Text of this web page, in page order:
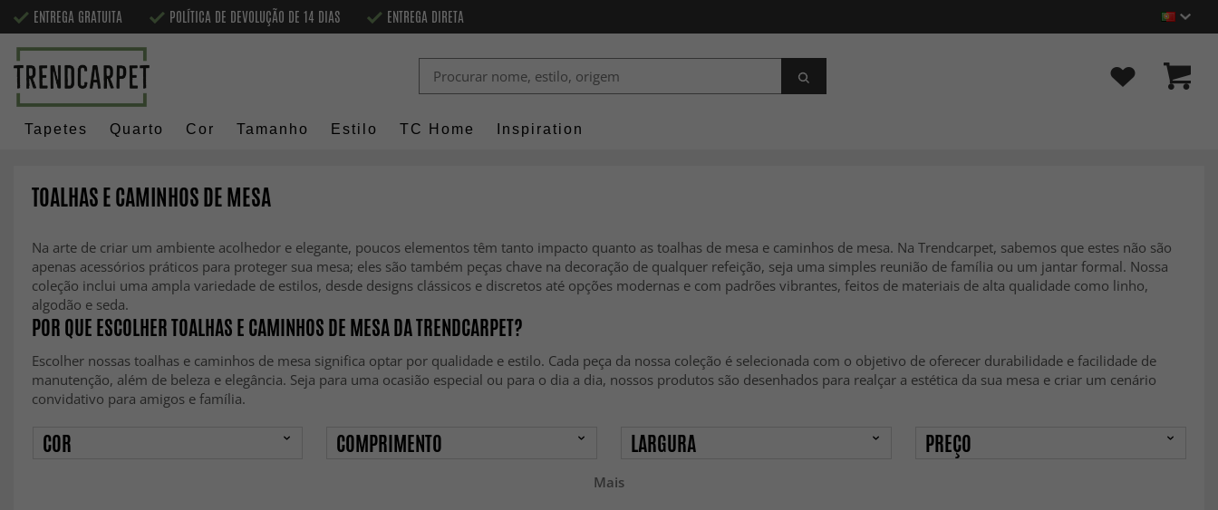
ENTREGA GRATUITA POLÍTICA DE DEVOLUÇÃO DE 14 DIAS ENTREGA DIRETA
Tapetes Quarto Cor Tamanho Estilo TC Home Inspiration
TOALHAS E CAMINHOS DE MESA
Na arte de criar um ambiente acolhedor e elegante, poucos elementos têm tanto impacto quanto as toalhas de mesa e caminhos de mesa. Na Trendcarpet, sabemos que estes não são
apenas acessórios práticos para proteger sua mesa; eles são também peças chave na decoração de qualquer refeição, seja uma simples reunião de família ou um jantar formal. Nossa
coleção inclui uma ampla variedade de estilos, desde designs clássicos e discretos até opções modernas e com padrões vibrantes, feitos de materiais de alta qualidade como linho,
algodão e seda.
POR QUE ESCOLHER TOALHAS E CAMINHOS DE MESA DA TRENDCARPET?
Escolher nossas toalhas e caminhos de mesa significa optar por qualidade e estilo. Cada peça da nossa coleção é selecionada com o objetivo de oferecer durabilidade e facilidade de
manutenção, além de beleza e elegância. Seja para uma ocasião especial ou para o dia a dia, nossos produtos são desenhados para realçar a estética da sua mesa e criar um cenário
convidativo para amigos e família.
Mais
COR COMPRIMENTO LARGURA PREÇO